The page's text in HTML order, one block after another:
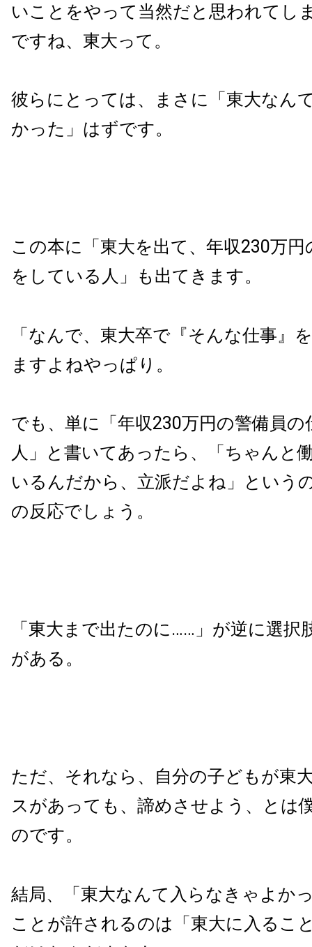
いことをやって当然だと思われてし
ですね、東大って。
彼らにとっては、まさに「東大なん
かった」はずです。
この本に「東大を出て、年収230万円
をしている人」も出てきます。
「なんで、東大卒で『そんな仕事』
ますよねやっぱり。
でも、単に「年収230万円の警備員
人」と書いてあったら、「ちゃんと
いるんだから、立派だよね」という
の反応でしょう。
「東大まで出たのに……」が逆に選択
がある。
ただ、それなら、自分の子どもが東
スがあっても、諦めさせよう、とは
のです。
結局、「東大なんて入らなきゃよか
ことが許されるのは「東大に入るこ